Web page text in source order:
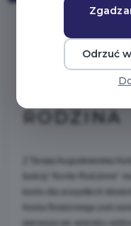
2025-11-29
JEDNO
RODZINA
Odrzuć